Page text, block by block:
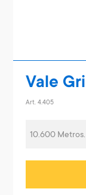
Vale
Art. 4.405
10.600 Metros.